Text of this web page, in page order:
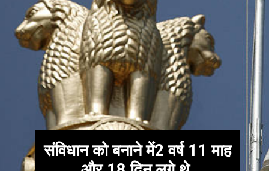
संविधान को बनाने में2 वर्ष 11 माह